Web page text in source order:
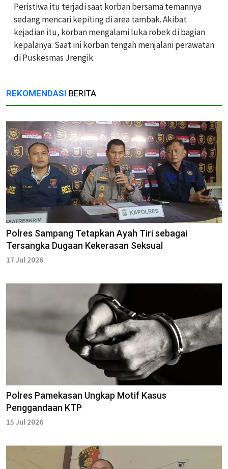
Peristiwa itu terjadi saat korban bersama temannya
sedang mencari kepiting di area tambak. Akibat
kejadian itu, korban mengalami luka robek di bagian
kepalanya. Saat ini korban tengah menjalani perawatan
di Puskesmas Jrengik.
REKOMENDASI BERITA
Polres Sampang Tetapkan Ayah Tiri sebagai
Tersangka Dugaan Kekerasan Seksual
17 Jul 2026
Polres Pamekasan Ungkap Motif Kasus
Penggandaan KTP
15 Jul 2026